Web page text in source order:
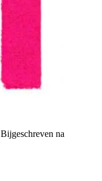
Bijgeschreven na